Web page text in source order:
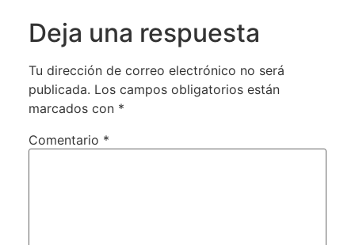
Deja una respuesta
Tu dirección de correo electrónico no será
publicada. Los campos obligatorios están
marcados con *
Comentario *